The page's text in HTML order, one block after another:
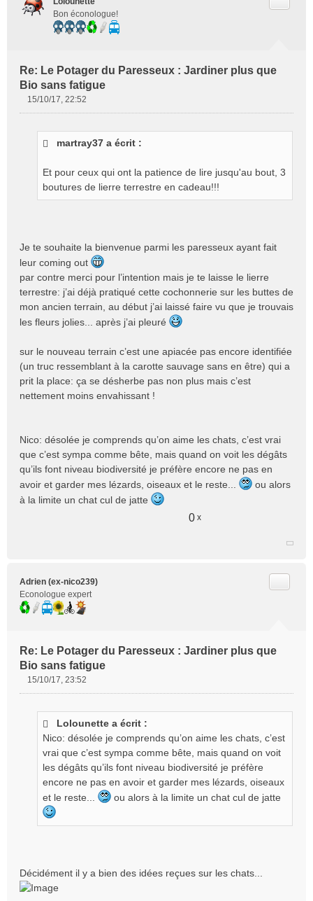
Bon éconologue!
Re: Le Potager du Paresseux : Jardiner plus que
Bio sans fatigue
u
15/10/17, 22:52
martray37 a écrit :
Et pour ceux qui ont la patience de lire jusqu'au bout, 3
boutures de lierre terrestre en cadeau!!!
Je te souhaite la bienvenue parmi les paresseux ayant fait
leur coming out
par contre merci pour l’intention mais je te laisse le lierre
terrestre: j’ai déjà pratiqué cette cochonnerie sur les buttes de
mon ancien terrain, au début j’ai laissé faire vu que je trouvais
les fleurs jolies... après j’ai pleuré
sur le nouveau terrain c’est une apiacée pas encore identifiée
(un truc ressemblant à la carotte sauvage sans en être) qui a
prit la place: ça se désherbe pas non plus mais c’est
nettement moins envahissant !
Nico: désolée je comprends qu’on aime les chats, c’est vrai
que c’est sympa comme bête, mais quand on voit les dégâts
qu’ils font niveau biodiversité je préfère encore ne pas en
avoir et garder mes lézards, oiseaux et le reste...
ou alors
à la limite un chat cul de jatte
0 x
Adrien (ex-nico239)
Econologue expert
Re: Le Potager du Paresseux : Jardiner plus que
Bio sans fatigue
15/10/17, 23:52
Lolounette a écrit :
Nico: désolée je comprends qu’on aime les chats, c’est
vrai que c’est sympa comme bête, mais quand on voit
les dégâts qu’ils font niveau biodiversité je préfère
encore ne pas en avoir et garder mes lézards, oiseaux
et le reste...
ou alors à la limite un chat cul de jatte
Décidément il y a bien des idées reçues sur les chats...